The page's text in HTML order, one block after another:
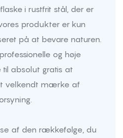
i rustfrit stål, der er
produkter er kun
på at bevare naturen.
og høje
til absolut gratis at
velkendt mærke af
af den rækkefølge, du